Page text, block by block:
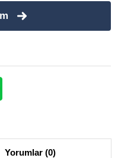
Yorumlar (0)